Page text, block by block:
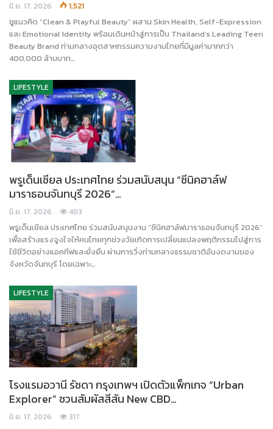
มิ.ย. 17, 2026 1,521
ชูแนวคิด “Clean & Playful Beauty” ผสาน Skin Health, Self-Expression
และ Emotional Identity พร้อมเดินหน้าสู่การเป็น Thailand’s Leading Teen
Beauty Brand ท่ามกลางอุตสาหกรรมความงามไทยที่มีมูลค่ามากกว่า
400,000 ล้านบาท…
LIFESTYLE
พรูเด็นเชียล ประเทศไทย ร่วมสนับสนุน “ซีนิคฮาล์ฟ
มาราธอนจันทบุรี 2026”…
มิ.ย. 17, 2026 403
พรูเด็นเชียล ประเทศไทย ร่วมสนับสนุนงาน “ซีนิคฮาล์ฟมาราธอนจันทบุรี 2026”
เพื่อสร้างแรงจูงใจให้คนไทยทุกช่วงวัยเกิดการเปลี่ยนแปลงพฤติกรรมไปสู่การ
ใช้ชีวิตอย่างแอคทีฟและยั่งยืน ผ่านการวิ่งท่ามกลางธรรมชาติอันงดงามของ
จังหวัดจันทบุรี โดยเฉพาะ…
LIFESTYLE
โรงแรมอวานี รัชดา กรุงเทพฯ เปิดตัวแพ็กเกจ “Urban
Explorer” ชวนสัมผัสสีสัน New CBD…
มิ.ย. 17, 2026 317